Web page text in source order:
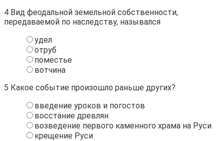
4 Вид феодальной земельной собственности,
передаваемой по наследству, назывался
удел
отруб
поместье
вотчина
5 Какое событие произошло раньше других?
введение уроков и погостов
восстание древлян
возведение первого каменного храма на Руси
крещение Руси